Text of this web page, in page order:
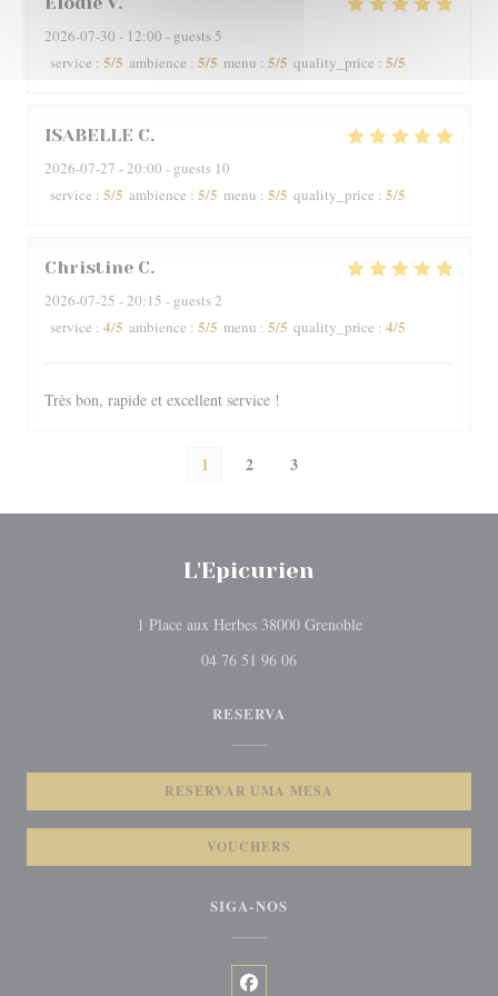
2026-07-30 - 12:00 - guests 5
service : 5/5 ambience : 5/5 menu : 5/5 quality_price : 5/5
ISABELLE C
2026-07-27 - 20:00 - guests 10
service : 5/5 ambience : 5/5 menu : 5/5 quality_price : 5/5
Christine C
2026-07-25 - 20:15 - guests 2
service : 4/5 ambience : 5/5 menu : 5/5 quality_price : 4/5
Très bon, rapide et excellent service !
1 2 3
L'Epicurien
1 Place aux Herbes 38000 Grenoble((abre numa nova
04 76 51 96 06
RESERVA
RESERVAR UMA MESA
VOUCHERS
SIGA-NOS